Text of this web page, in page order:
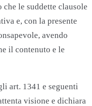
le suddette clausole
e, con la presente
avendo
il contenuto e le
art. 1341 e seguenti
visione e dichiara